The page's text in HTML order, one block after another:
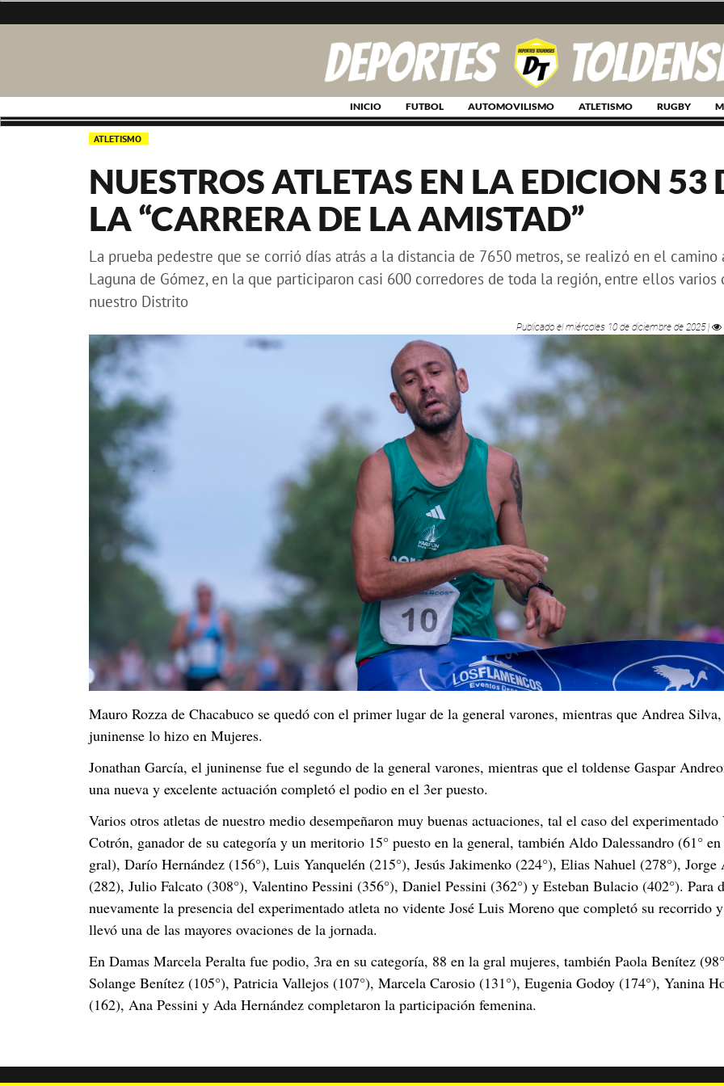
INICIO FUTBOL AUTOMOVILISMO ATLETISMO RUGBY
ATLETISMO
NUESTROS ATLETAS EN LA EDICION 53
LA “CARRERA DE LA AMISTAD”
La prueba pedestre que se corrió días atrás a la distancia de 7650 metros, se realizó en el camino
Laguna de Gómez, en la que participaron casi 600 corredores de toda la región, entre ellos varios
nuestro Distrito
Publicado elmiércoles 10 de diciembre de 2025|
Mauro Rozza de Chacabuco se quedó con el primer lugar de la general varones, mientras que Andrea
juninense lo hizo en Mujeres.
Jonathan García, el juninense fue el segundo de la general varones, mientras que el toldense Gaspar
una nueva y excelente actuación completó el podio en el 3er puesto.
Varios otros atletas de nuestro medio desempeñaron muy buenas actuaciones, tal el caso del
Cotrón, ganador de su categoría y un meritorio 15° puesto en la general, también Aldo Dalessandro (61°
gral), Darío Hernández (156°), Luis Yanquelén (215°), Jesús Jakimenko (224°), Elias Nahuel (278°), Jorge
(282), Julio Falcato (308°), Valentino Pessini (356°), Daniel Pessini (362°) y Esteban Bulacio (402°). Para
nuevamente la presencia del experimentado atleta no vidente José Luis Moreno que completó su recorrido
llevó una de las mayores ovaciones de la jornada.
En Damas Marcela Peralta fue podio, 3ra en su categoría, 88 en la gral mujeres, también Paola Benítez
Solange Benítez (105°), Patricia Vallejos (107°), Marcela Carosio (131°), Eugenia Godoy (174°), Yanina
(162), Ana Pessini y Ada Hernández completaron la participación femenina.